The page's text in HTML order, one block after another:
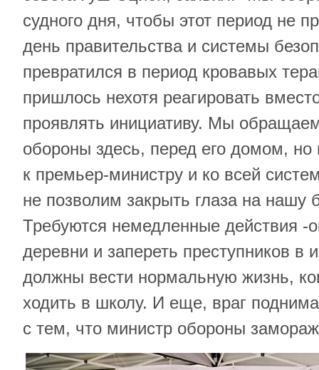
судного дня, чтобы этот период не
день правительства и системы
превратился в период кровавых
пришлось нехотя реагировать
проявлять инициативу. Мы
обороны здесь, перед его домом,
к премьер-министру и ко всей
не позволим закрыть глаза на нашу
Требуются немедленные действия -
деревни и запереть преступников в
должны вести нормальную жизнь,
ходить в школу. И еще, враг
с тем, что министр обороны